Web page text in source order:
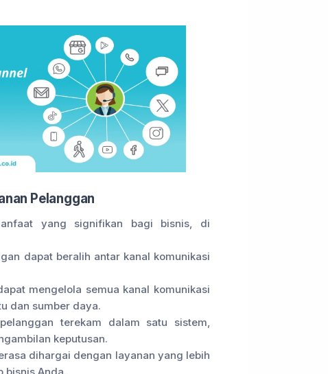
Pelanggan
yang signifikan bagi bisnis, di
dapat beralih antar kanal komunikasi
mengelola semua kanal komunikasi
dan sumber daya.
terekam dalam satu sistem,
keputusan.
dihargai dengan layanan yang lebih